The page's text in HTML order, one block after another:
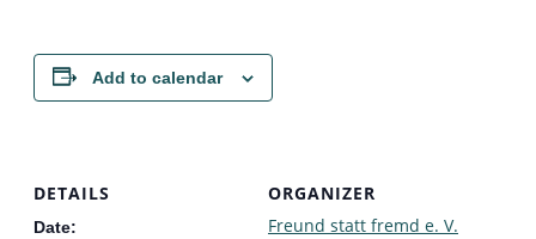
Add to calendar
DETAILS
Date:
ORGANIZER
Freund statt fremd e. V.